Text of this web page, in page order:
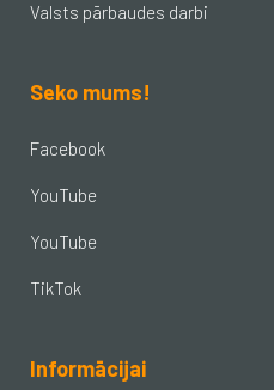
Valsts pārbaudes darbi
Seko mums!
Facebook
YouTube
YouTube
TikTok
Informācijai